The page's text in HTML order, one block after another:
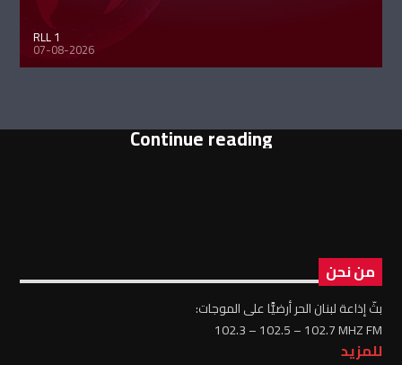
RLL 1
07-08-2026
Continue reading
من نحن
بثّ إذاعة لبنان الحر أرضيًّا على الموجات:
102.3 – 102.5 – 102.7 MHZ FM
للمزيد